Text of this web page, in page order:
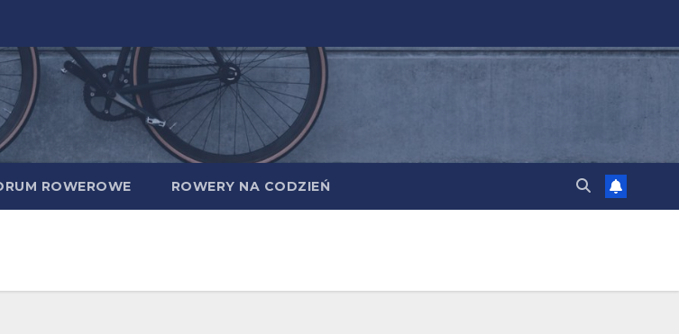
ROWEROWE ROWERY NA CODZIEŃ